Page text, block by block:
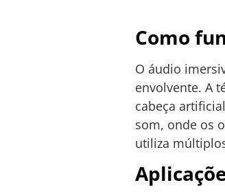
Como
O áudio
envolvente. A
cabeça
som, onde os
utiliza